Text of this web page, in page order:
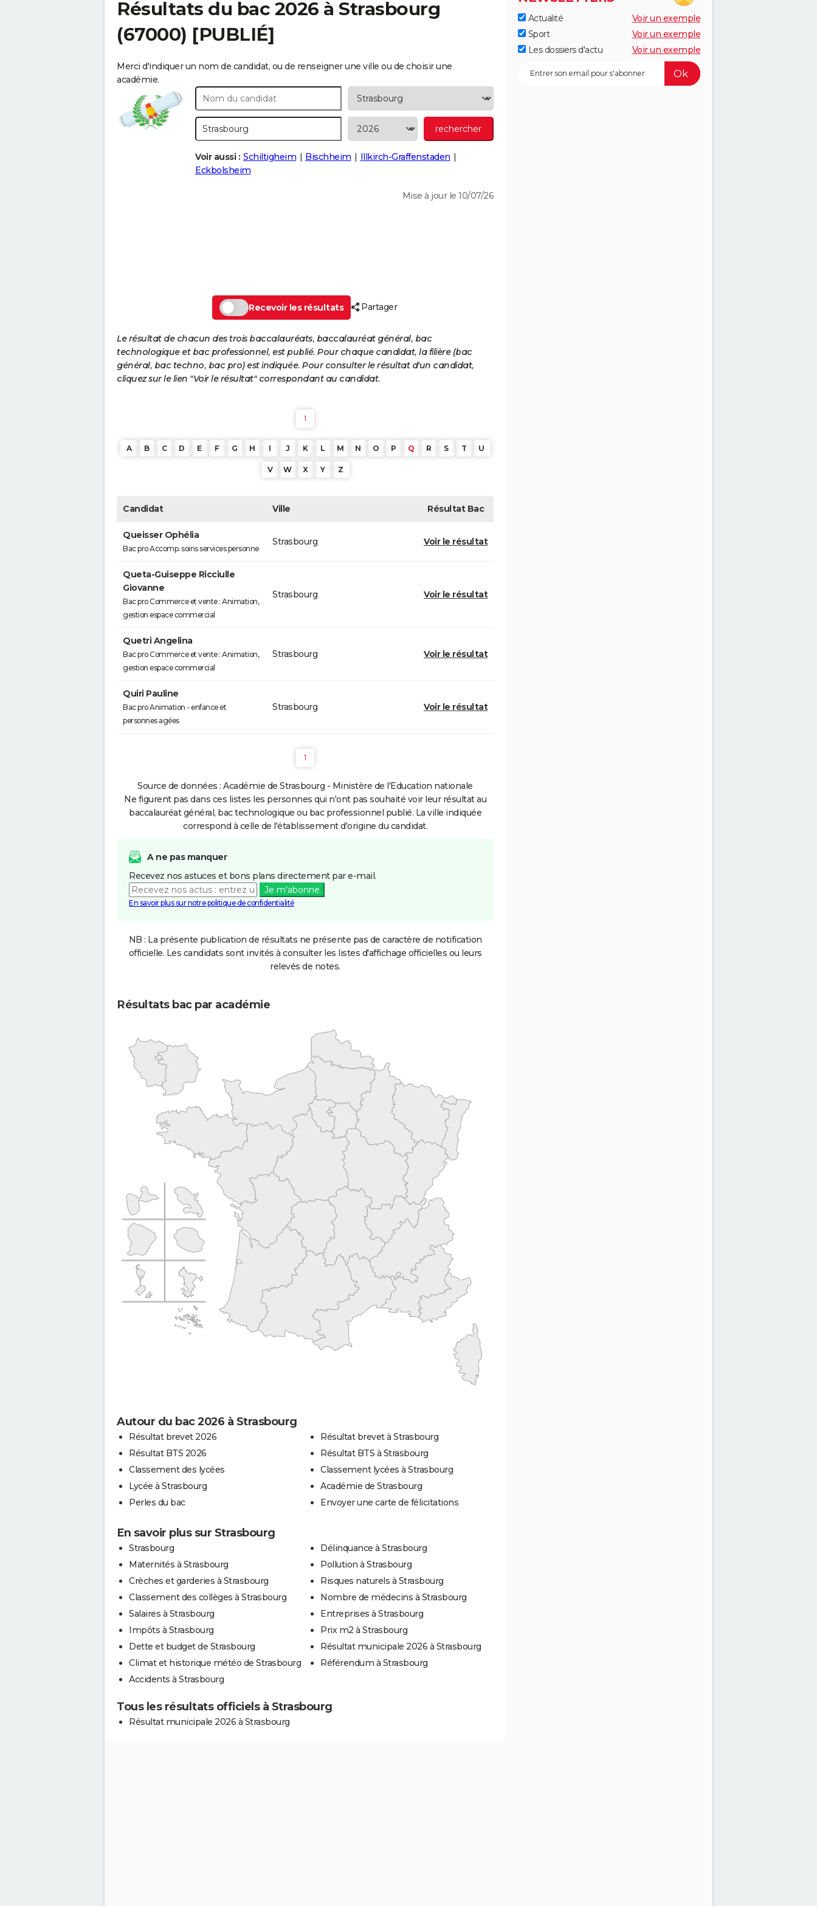
Résultats du bac 2026 à Strasbourg
(67000) [PUBLIÉ]
Merci d'indiquer un nom de candidat, ou de renseigner une ville ou de choisir une
académie.
Voir aussi : Schiltigheim Bischheim
Illkirch-Graffenstaden
Eckbolsheim
Mise à jour le 10/07/26
Recevoir les résultats Partager
Le résultat de chacun des trois baccalauréats, baccalauréat général, bac
technologique et bac professionnel, est publié. Pour chaque candidat, la filière (bac
général, bac techno, bac pro) est indiquée. Pour consulter le résultat d'un candidat,
cliquez sur le lien "Voir le résultat" correspondant au candidat.
1
A B C D E F G H I J K L M N O P Q R S T U
V W X Y Z
Candidat Ville RésultatBac
Queisser Ophélia
Bac pro Accomp. soins services personne
Strasbourg Voir le résultat
Queta-Guiseppe Ricciulle
Giovanne
Bac pro Commerce et vente : Animation,
gestion espace commercial
Strasbourg Voir le résultat
Quetri Angelina
Bac pro Commerce et vente : Animation,
gestion espace commercial
Strasbourg Voir le résultat
Quiri Pauline
Bac pro Animation - enfance et
personnes agées
Strasbourg Voir le résultat
1
Source de données : Académie de Strasbourg - Ministère de l'Education nationale
Ne figurent pas dans ces listes les personnes qui n'ont pas souhaité voir leur résultat au
baccalauréat général, bac technologique ou bac professionnel publié. La ville indiquée
correspond à celle de l'établissement d'origine du candidat.
A ne pas manquer
Recevez nos astuces et bons plans directement par e-mail.
Je m'abonne
En savoir plus sur notre politique de confidentialité
NB : La présente publication de résultats ne présente pas de caractère de notification
officielle. Les candidats sont invités à consulter les listes d'affichage officielles ou leurs
relevés de notes.
Résultats bac par académie
Autour du bac 2026 à Strasbourg
Résultat brevet 2026
Résultat BTS 2026
Classement des lycées
Lycée à Strasbourg
Perles du bac
Résultat brevet à Strasbourg
Résultat BTS à Strasbourg
Classement lycées à Strasbourg
Académie de Strasbourg
Envoyer une carte de félicitations
En savoir plus sur Strasbourg
Strasbourg
Maternités à Strasbourg
Crèches et garderies à Strasbourg
Classement des collèges à Strasbourg
Salaires à Strasbourg
Impôts à Strasbourg
Dette et budget de Strasbourg
Climat et historique météo de Strasbourg
Accidents à Strasbourg
Délinquance à Strasbourg
Pollution à Strasbourg
Risques naturels à Strasbourg
Nombre de médecins à Strasbourg
Entreprises à Strasbourg
Prix m2 à Strasbourg
Résultat municipale 2026 à Strasbourg
Référendum à Strasbourg
Tous les résultats officiels à Strasbourg
Résultat municipale 2026 à Strasbourg
Actualité
Voir un exemple
Sport
Voir un exemple
Les dossiers d'actu
Voir un exemple